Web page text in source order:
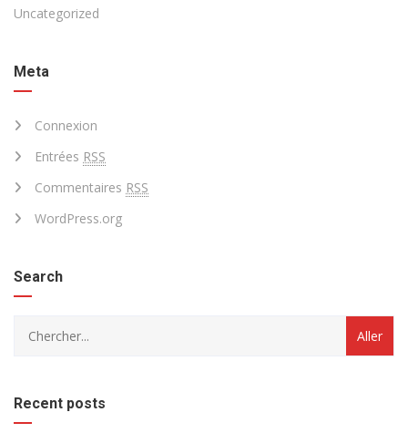
Uncategorized
Meta
Connexion
Entrées RSS
Commentaires RSS
WordPress.org
Search
Recent posts